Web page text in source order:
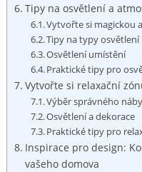
Tipy na ​osvětlení a
Vytvořte ⁤si magickou
Tipy na typy osvětlení
Osvětlení umístění
Praktické ‍tipy ‍pro‌
Vytvořte si​ relaxační
Výběr správného⁤
Osvětlení a dekorace
Praktické tipy‍ pro
Inspirace ​pro design:
⁣vašeho ⁣domova